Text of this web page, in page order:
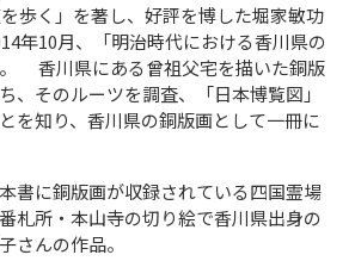
歩く」を著し、好評を博した堀家敏功
年10月、「明治時代における香川県の
香川県にある曾祖父宅を描いた銅版
、そのルーツを調査、「日本博覧図」
を知り、香川県の銅版画として一冊に
書に銅版画が収録されている四国霊場
札所・本山寺の切り絵で香川県出身の
さんの作品。